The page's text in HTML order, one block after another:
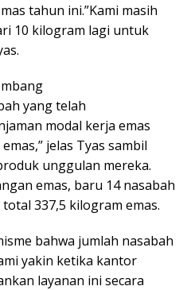
tahun ini.”Kami masih
10 kilogram lagi untuk
yang telah
modal kerja emas
jelas Tyas sambil
unggulan mereka.
emas, baru 14 nasabah
337,5 kilogram emas.
bahwa jumlah nasabah
yakin ketika kantor
layanan ini secara